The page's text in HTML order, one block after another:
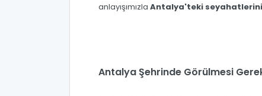
anlayışımızla Antalya'teki
Antalya Şehrinde Görülmesi